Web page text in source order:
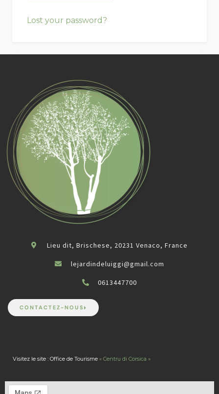
Lost your password?
Lieu dit, Brischese, 20231 Venaco, France
lejardindeluiggi@gmail.com
0613447700
CONTACTEZ-NOUS
Visitez le site : Office de Tourisme « Centru di Corsica »